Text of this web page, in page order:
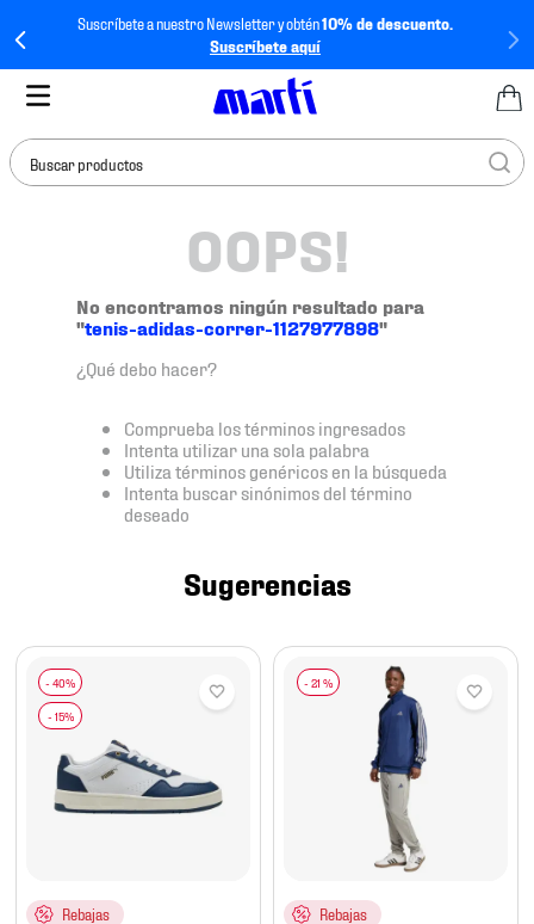
Suscríbete a nuestro Newsletter y obtén10% de descuento.
Suscríbete aquí
Buscar productos
OOPS!
No encontramos ningún resultado para
"tenis-adidas-correr-1127977898"
¿Qué debo hacer?
Comprueba los términos ingresados
Intenta utilizar una sola palabra
Utiliza términos genéricos en la búsqueda
Intenta buscar sinónimos del término
deseado
Sugerencias
Rebajas
- 21 %
Rebajas
tenis mujer
tenis hombre
tenis
tenis futbol
mochila
10. tenis nike